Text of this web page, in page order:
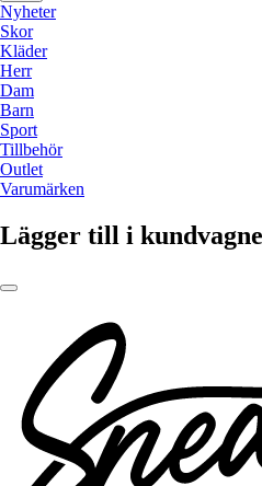
Nyheter
Skor
Kläder
Herr
Dam
Barn
Sport
Tillbehör
Outlet
Varumärken
Lägger till i